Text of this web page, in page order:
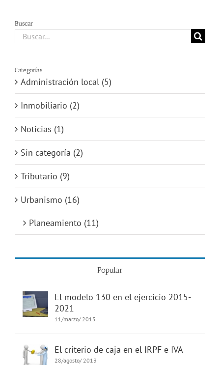
Buscar
Buscar:
Categorías
Administración local (5)
Inmobiliario (2)
Noticias (1)
Sin categoría (2)
Tributario (9)
Urbanismo (16)
Planeamiento (11)
Popular
El modelo 130 en el ejercicio 2015-
2021
11/marzo/ 2015
El criterio de caja en el IRPF e IVA
28/agosto/ 2013